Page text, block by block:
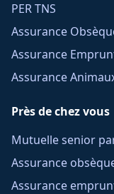
PER TNS
Assurance
Assurance
Assurance
Près de chez vous
Mutuelle senior
Assurance
Assurance